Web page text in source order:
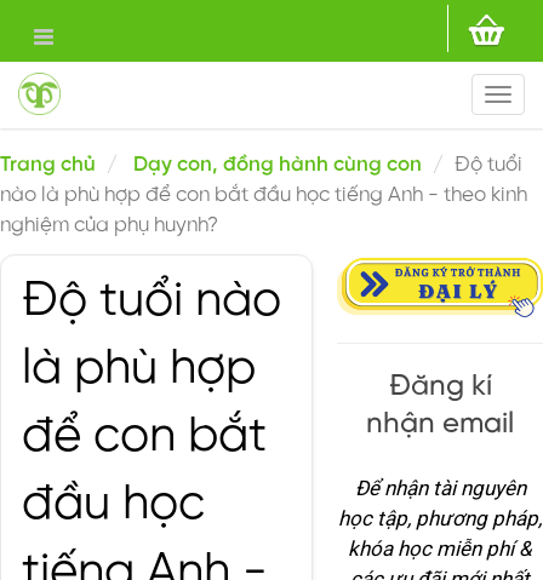
Trang chủ Dạy con, đồng hành cùng con
Độ tuổi
nào là phù hợp để con bắt đầu học tiếng Anh - theo kinh
nghiệm của phụ huynh?
Độ tuổi nào
là phù hợp
để con bắt
đầu học
Đăng kí
nhận email
Để nhận tài nguyên
học tập, phương pháp,
khóa học miễn phí &